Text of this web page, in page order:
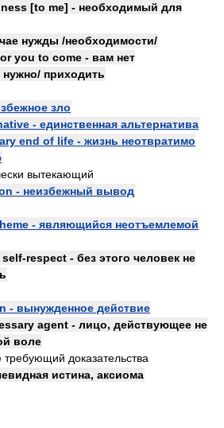
[to me] - необходимый для
нужды /необходимости/
you to come - вам нет
приходить
зло
- единственная альтернатива
end of life - жизнь неотвратимо
вытекающий
- неизбежный вывод
- являющийся неотъемлемой
respect - без этого человек не
- вынужденное действие
agent - лицо, действующее не
воле
доказательства
истина, аксиома